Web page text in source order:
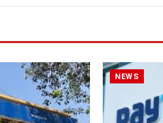
NEWS